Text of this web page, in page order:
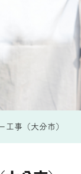
工事（大分市）